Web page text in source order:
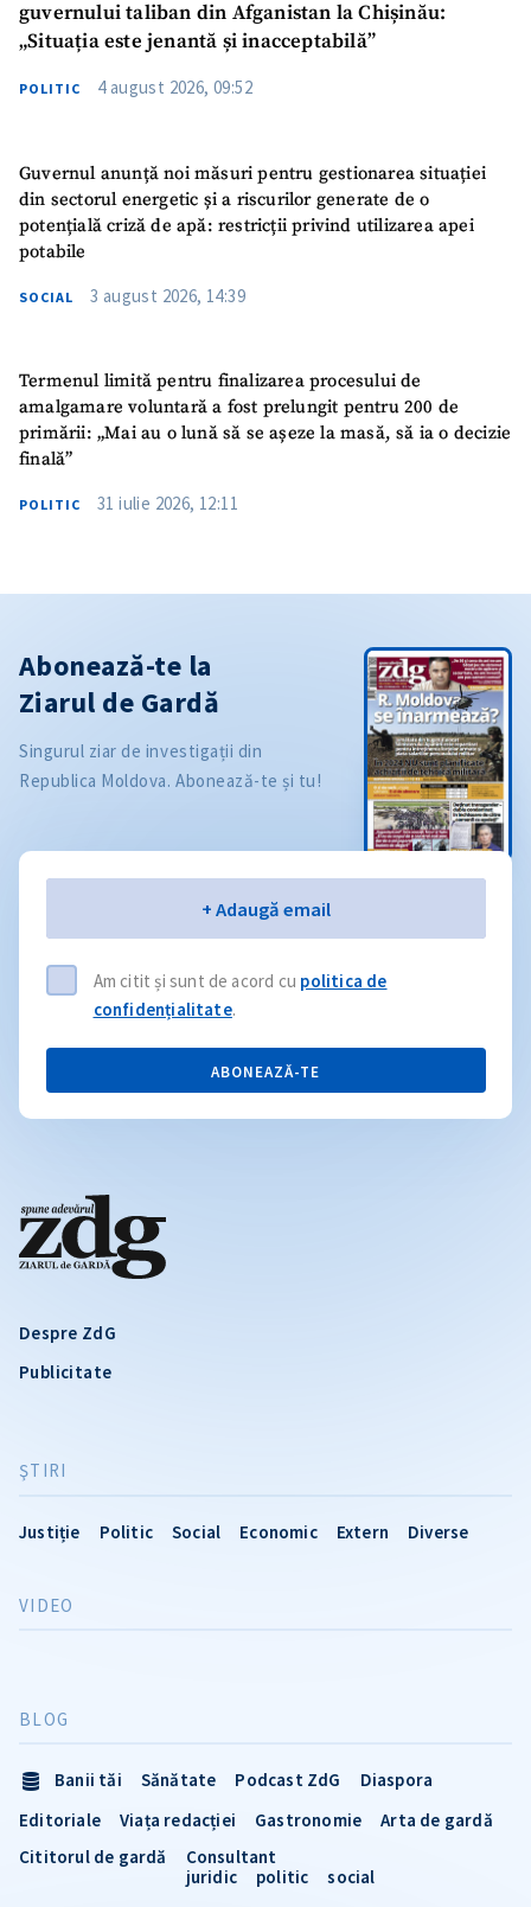
guvernului taliban din Afganistan la Chișinău:
„Situația este jenantă și inacceptabilă”
POLITIC 4 august 2026, 09:52
Guvernul anunță noi măsuri pentru gestionarea situației
din sectorul energetic și a riscurilor generate de o
potențială criză de apă: restricții privind utilizarea apei
potabile
SOCIAL 3 august 2026, 14:39
Termenul limită pentru finalizarea procesului de
amalgamare voluntară a fost prelungit pentru 200 de
primării: „Mai au o lună să se așeze la masă, să ia o decizie
finală”
POLITIC 31 iulie 2026, 12:11
Despre ZdG
Publicitate
ŞTIRI
Justiție Politic Social Economic Extern Diverse
VIDEO
BLOG
Banii tăi Sănătate Podcast ZdG
Diaspora
Editoriale
Viața redacției Gastronomie
Arta de gardă
Cititorul de gardă
Consultant
juridic
politic social
Abonează-te la
Ziarul de Gardă
Singurul ziar de investigații din
Republica Moldova. Abonează-te și tu!
+ Adaugă email
Am citit și sunt de acord cu politica de
confidențialitate.
ABONEAZĂ-TE